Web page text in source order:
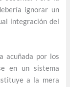
ignorar un
integración del
acuñada por los
en un sistema
a la mera